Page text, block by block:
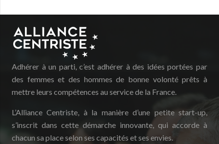
Adhérer à un parti, c’est adhérer à des idées portées par
des femmes et des hommes de bonne volonté prêts à
mettre leurs compétences au service de la France.
L’Alliance Centriste, à la manière d’une petite start-up,
s’inscrit dans cette démarche innovante, qui accorde à
chacun sa place selon ses capacités et ses envies.